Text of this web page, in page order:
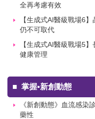
全再考慮有效
【生成式AI醫級戰場6
仍不可取代
【生成式AI醫級戰場5
健康管理
■ 掌握▪新創動態
《新創動態》血流感
藥性